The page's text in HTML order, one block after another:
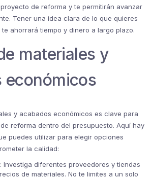
de reforma y te permitirán avanzar
Tener una idea clara de lo que quieres
ahorrará tiempo y dinero a largo plazo.
materiales y
económicos
y acabados económicos es clave para
reforma dentro del presupuesto. Aquí hay
puedes utilizar para elegir opciones
la calidad:
Investiga diferentes proveedores y tiendas
de materiales. No te limites a un solo